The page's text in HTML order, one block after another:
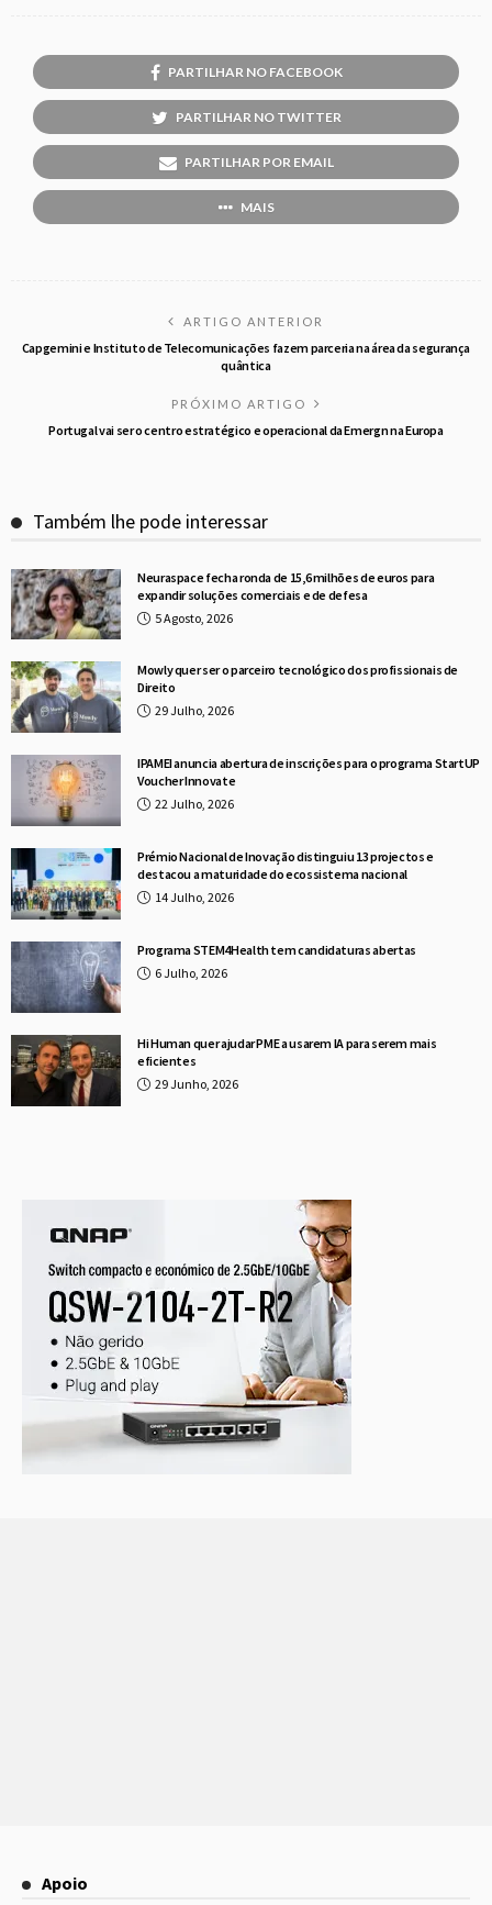
PARTILHAR NO FACEBOOK
PARTILHAR NO TWITTER
PARTILHAR POR EMAIL
MAIS
ARTIGO ANTERIOR
Capgemini e Instituto de Telecomunicações fazem parceria na área da segurança
quântica
PRÓXIMO ARTIGO
Portugal vai ser o centro estratégico e operacional da Emergn na Europa
Também lhe pode interessar
Neuraspace fecha ronda de 15,6 milhões de euros para
expandir soluções comerciais e de defesa
5 Agosto, 2026
Mowly quer ser o parceiro tecnológico dos profissionais de
Direito
29 Julho, 2026
IPAMEI anuncia abertura de inscrições para o programa StartUP
Voucher Innovate
22 Julho, 2026
Prémio Nacional de Inovação distinguiu 13 projectos e
destacou a maturidade do ecossistema nacional
14 Julho, 2026
Programa STEM4Health tem candidaturas abertas
6 Julho, 2026
Hi Human quer ajudar PME a usarem IA para serem mais
eficientes
29 Junho, 2026
Apoio